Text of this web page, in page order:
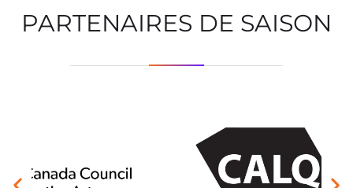
PARTENAIRES DE SAISON